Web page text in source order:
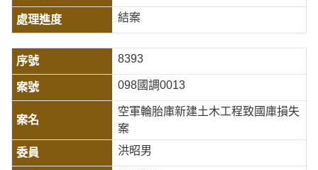
結案
8393
098國調0013
空軍輪胎庫新建土木工程致國庫損失
案
洪昭男